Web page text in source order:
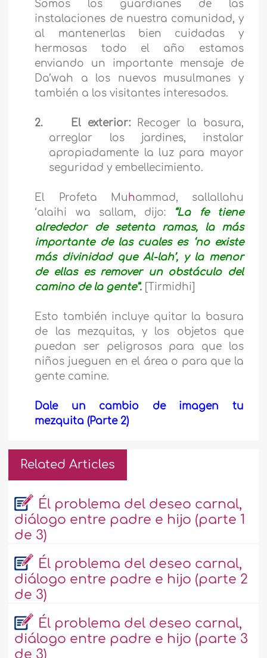
Somos los guardianes de las
instalaciones de nuestra comunidad, y
al mantenerlas bien cuidadas y
hermosas todo el año estamos
enviando un importante mensaje de
Da’wah a los nuevos musulmanes y
también a los visitantes interesados.
2. El exterior:
Recoger la basura,
arreglar los jardines, instalar
apropiadamente la luz para mayor
seguridad y embellecimiento.
El Profeta Mu hammad, sallallahu
‘alaihi wa sallam, dijo:
“La fe tiene
alrededor de setenta ramas, la más
importante de las cuales es ‘no existe
más divinidad que Al-lah’, y la menor
de ellas es remover un obstáculo del
camino de la gente”. [Tirmidhi]
Esto también incluye quitar la basura
de las mezquitas, y los objetos que
puedan ser peligrosos para que los
niños jueguen en el área o para que la
gente camine.
Dale un cambio de imagen tu
mezquita (Parte 2)
Related Articles
Él problema del deseo carnal,
diálogo entre padre e hijo (parte 1
de 3)
Él problema del deseo carnal,
diálogo entre padre e hijo (parte 2
de 3)
Él problema del deseo carnal,
diálogo entre padre e hijo (parte 3
de 3)